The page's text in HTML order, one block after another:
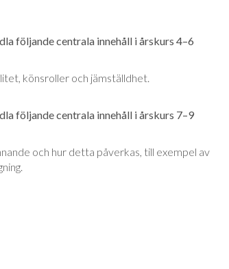
följande centrala innehåll i årskurs 4–6
könsroller och jämställdhet.
följande centrala innehåll i årskurs 7–9
och hur detta påverkas, till exempel av